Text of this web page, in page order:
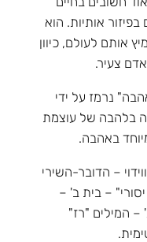
אותיות. הוא
אותם לעולם, כיוון
צעיר.
נרמז על ידי
בלהבה של עוצמת
באהבה.
– הדובר-השירי
– בית ב' –
– המילים "רז"